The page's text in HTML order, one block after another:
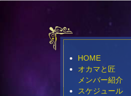
HOME
オカマと匠
メンバー紹介
スケジュール